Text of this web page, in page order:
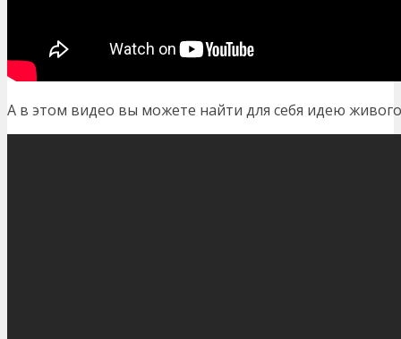
А в этом видео вы можете найти для себя идею